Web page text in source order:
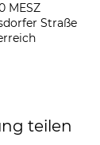
MESZ
Straße
teilen